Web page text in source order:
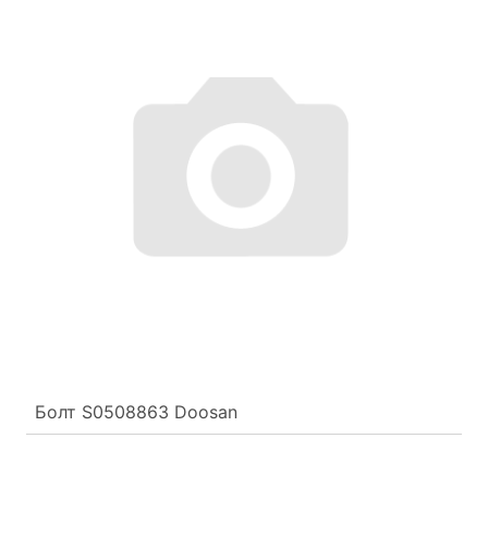
Болт S0508863 Doosan